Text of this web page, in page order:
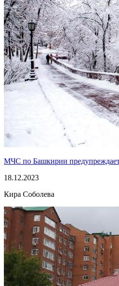
МЧС по Башкирии
18.12.2023
Кира Соболева